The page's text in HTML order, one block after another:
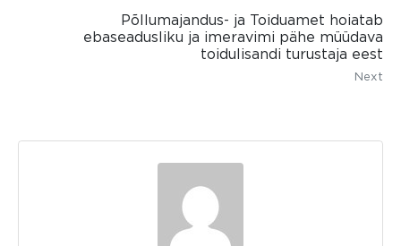
Põllumajandus- ja Toiduamet hoiatab
ebaseadusliku ja imeravimi pähe müüdava
toidulisandi turustaja eest
Next